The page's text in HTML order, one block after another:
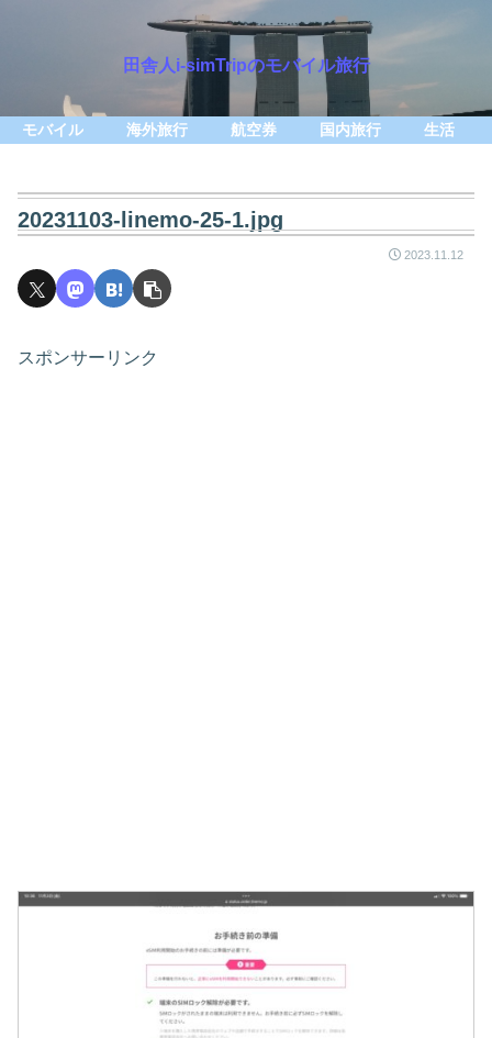
田舎人i-simTripのモバイル旅行
モバイル 海外旅行 航空券 国内旅行 生活
20231103-linemo-25-1.jpg
2023.11.12
スポンサーリンク